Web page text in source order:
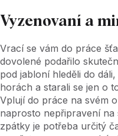
Vyzenovaní a
Vrací se vám do práce
dovolené podařilo
pod jabloní hleděli do
horách a starali se jen o
Vplují do práce na svém
naprosto nepřipravení
zpátky je potřeba určitý